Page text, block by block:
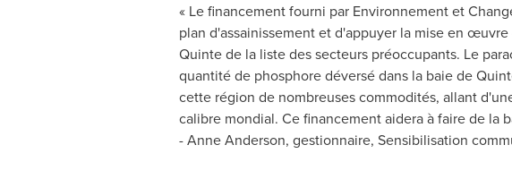
« Le financement fourni par Environnement et
plan d'assainissement et d'appuyer la mise en
Quinte de laliste des secteurs préoccupants. Le
quantité de phosphore déversé dans la baie de
cette région de nombreuses commodités, allant
calibre mondial. Ce financement aidera à faire de la
- Anne Anderson, gestionnaire, Sensibilisation